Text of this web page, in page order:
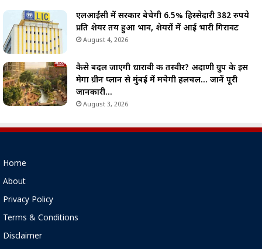
एलआईसी में सरकार बेचेगी 6.5% हिस्सेदारी 382 रुपये
प्रति शेयर तय हुआ भाव, शेयरों में आई भारी गिरावट
August 4, 2026
कैसे बदल जाएगी धारावी की तस्वीर? अदाणी ग्रुप के इस
मेगा ग्रीन प्लान से मुंबई में मचेगी हलचल… जानें पूरी
जानकारी…
August 3, 2026
Home
About
Privacy Policy
Terms & Conditions
Disclaimer